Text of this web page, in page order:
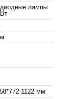
лампы
1122 мм